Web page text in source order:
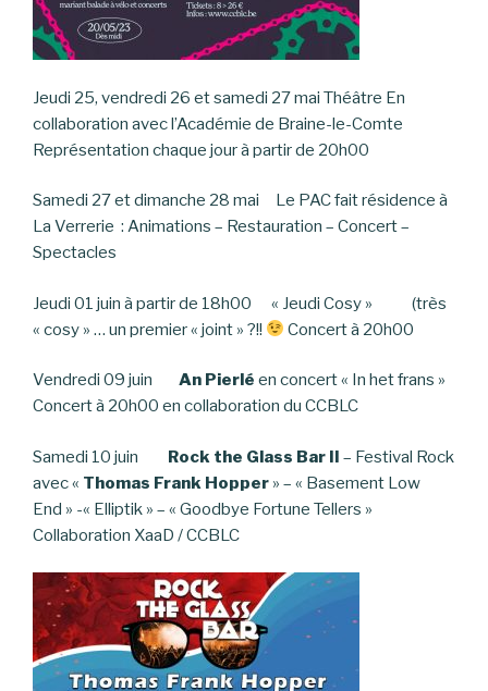
Jeudi 25, vendredi 26 et samedi 27 mai Théâtre En
collaboration avec l’Académie de Braine-le-Comte
Représentation chaque jour à partir de 20h00
Samedi 27 et dimanche 28 mai Le PAC fait résidence à
La Verrerie : Animations – Restauration – Concert –
Spectacles
Jeudi 01 juin à partir de 18h00 « Jeudi Cosy » (très
« cosy » … un premier « joint » ?!!
Concert à 20h00
Vendredi 09 juin An Pierlé en concert « In het frans »
Concert à 20h00 en collaboration du CCBLC
Samedi 10 juin Rock the Glass Bar II – Festival Rock
avec « Thomas Frank Hopper » – « Basement Low
End » -« Elliptik » – « Goodbye Fortune Tellers »
Collaboration XaaD / CCBLC